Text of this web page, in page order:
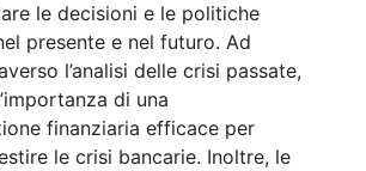
le decisioni e le politiche
presente e nel futuro. Ad
l’analisi delle crisi passate,
di una
finanziaria efficace per
le crisi bancarie. Inoltre, le